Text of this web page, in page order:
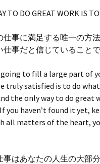
TO DO GREAT WORK IS
仕事に満足する唯一の方
仕事だと信じていることで
going to fill a large part of
truly satisfied is to do
the only way to do great
you haven’t found it yet,
all matters of the heart,
事はあなたの人生の大部